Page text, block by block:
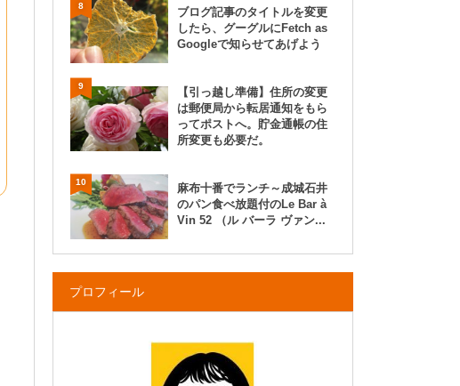
8
ブログ記事のタイトルを変更
したら、グーグルにFetch as
Googleで知らせてあげよう
9
【引っ越し準備】住所の変更
は郵便局から転居通知をもら
ってポストへ。貯金通帳の住
所変更も必要だ。
10
麻布十番でランチ～成城石井
のパン食べ放題付のLe Bar à
Vin 52 （ル バーラ ヴァン...
プロフィール